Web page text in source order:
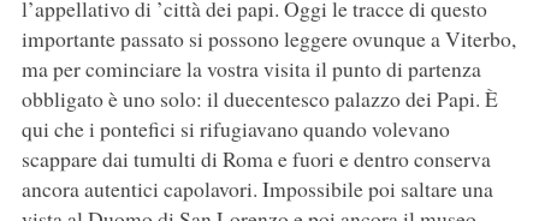
l’appellativo di ’città dei papi. Oggi le tracce di questo
importante passato si possono leggere ovunque a Viterbo,
ma per cominciare la vostra visita il punto di partenza
obbligato è uno solo: il duecentesco palazzo dei Papi. È
qui che i pontefici si rifugiavano quando volevano
scappare dai tumulti di Roma e fuori e dentro conserva
ancora autentici capolavori. Impossibile poi saltare una